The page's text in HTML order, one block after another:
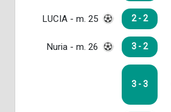
LUCIA - m. 25 2 - 2
Nuria - m. 26 3 - 2
3 - 3